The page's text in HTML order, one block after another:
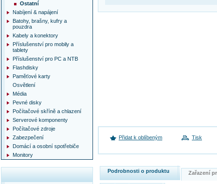
Přidat k oblíbeným Tisk
Podrobnosti o produktu Zařazení
Ostatní
Nabíjení & napájení
Batohy, brašny, kufry a
pouzdra
Kabely a konektory
Příslušenství pro mobily a
tablety
Příslušenství pro PC a NTB
Flashdisky
Paměťové karty
Osvětlení
Média
Pevné disky
Počítačové skříně a chlazení
Serverové komponenty
Počítačové zdroje
Zabezpečení
Domácí a osobní spotřebiče
Monitory